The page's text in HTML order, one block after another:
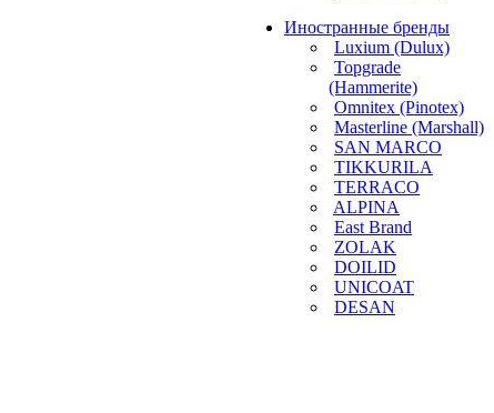
Иностранные бренды
Luxium (Dulux)
Topgrade
(Hammerite)
Omnitex (Pinotex)
Masterline (Marshall)
SAN MARCO
TIKKURILA
TERRACO
ALPINA
East Brand
ZOLAK
DOILID
UNICOAT
DESAN